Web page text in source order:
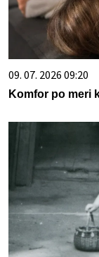
09. 07. 2026 09:20
Komfor po meri